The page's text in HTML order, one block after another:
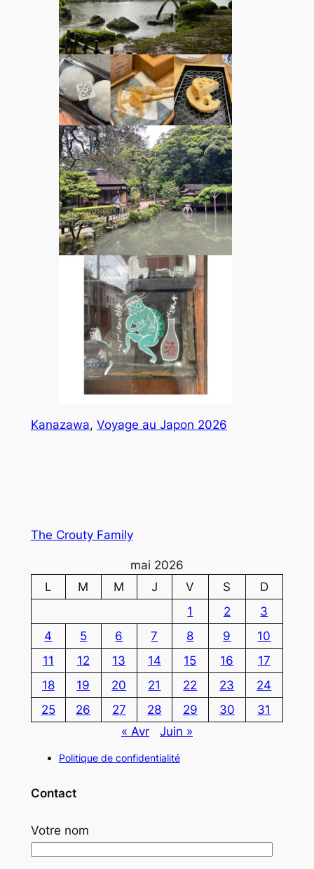
Kanazawa, Voyage au Japon 2026
The Crouty Family
mai 2026
L
M M J V S
D
1
2
3
4
5 6 7 8 9
10
11
12 13 14 15 16
17
18
19 20 21 22 23
24
25
26 27 28 29 30
31
« Avr
Juin »
Politique de confidentialité
Contact
Votre nom